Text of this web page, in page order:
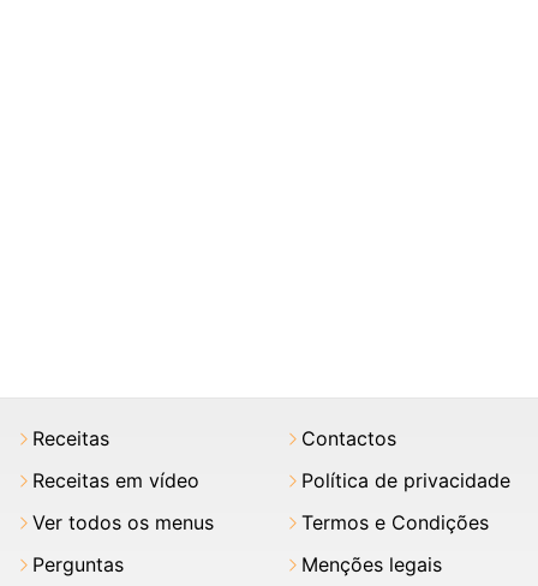
Receitas
Receitas em vídeo
Ver todos os menus
Perguntas
Contactos
Política de privacidade
Termos e Condições
Menções legais